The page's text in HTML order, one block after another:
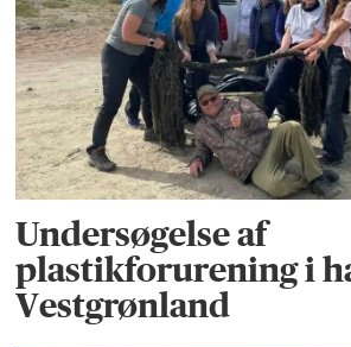
Undersøgelse af
plastikforurening i
Vestgrønland